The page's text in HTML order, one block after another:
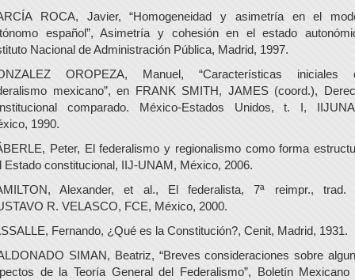
ROCA, Javier, “Homogeneidad y asimetría en el
español”, Asimetría y cohesión en el estado
Nacional de Administración Pública, Madrid, 1997.
OROPEZA, Manuel, “Características iniciales
mexicano”, en FRANK SMITH, JAMES (coord.),
comparado. México-Estados Unidos, t. I,
1990.
Peter, El federalismo y regionalismo como forma
Estado constitucional, IIJ-UNAM, México, 2006.
Alexander, et al., El federalista, 7ª reimpr., trad.
R. VELASCO, FCE, México, 2000.
Fernando, ¿Qué es la Constitución?, Cenit, Madrid, 1931.
SIMAN, Beatriz, “Breves consideraciones sobre
de la Teoría General del Federalismo”, Boletín Mexicano